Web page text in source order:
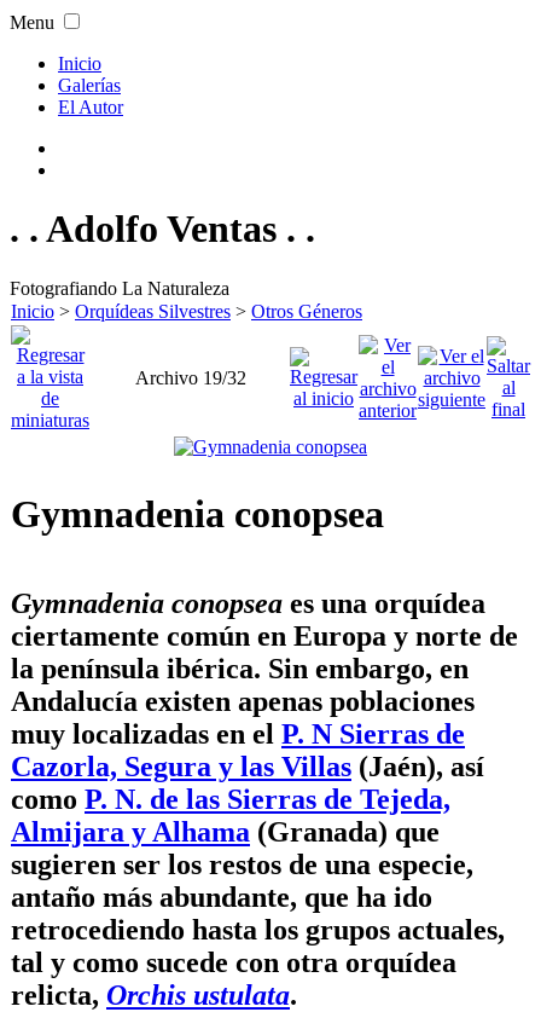
Menu
Inicio
Galerías
El Autor
. . Adolfo Ventas . .
Fotografiando La Naturaleza
Inicio > Orquídeas Silvestres > Otros Géneros
Archivo 19/32
Gymnadenia conopsea
Gymnadenia conopsea es una orquídea
ciertamente común en Europa y norte de
la península ibérica. Sin embargo, en
Andalucía existen apenas poblaciones
muy localizadas en el P. N Sierras de
Cazorla, Segura y las Villas (Jaén), así
como P. N. de las Sierras de Tejeda,
Almijara y Alhama (Granada) que
sugieren ser los restos de una especie,
antaño más abundante, que ha ido
retrocediendo hasta los grupos actuales,
tal y como sucede con otra orquídea
relicta, Orchis ustulata.